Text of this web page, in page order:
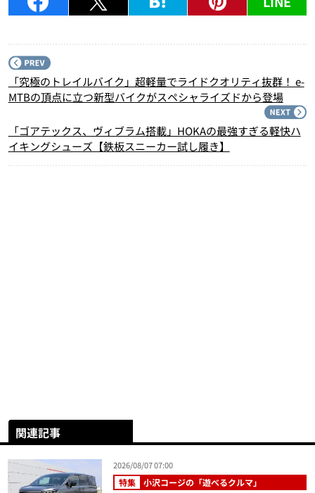
「究極のトレイルバイク」超軽量でライドクオリティ抜群！ e-
MTBの頂点に立つ新型バイクがスペシャライズドから登場
「ゴアテックス、ヴィブラム搭載」HOKAの最強すぎる軽快ハ
イキングシューズ【鉄板スニーカー試し履き】
関連記事
2026/08/07 07:00
特集 小沢コージの「遊べるクルマ」